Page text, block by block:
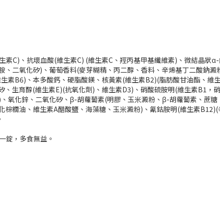
C)、抗壞血酸(維生素C) (維生素C、羥丙基甲基纖維素)、微結晶
二氧化矽)、葡萄香料(麥芽糊精、丙二醇、香料、辛烯基丁二酸鈉
素B6)、本多酸鈣、硬脂酸鎂、核黃素(維生素B2)(脂肪酸甘油酯、
生育醇(維生素E)(抗氧化劑)、維生素D3)、硝酸硫胺明(維生素B1
氧化鋅、二氧化矽、β-胡蘿蔔素(明膠、玉米澱粉、β-胡蘿蔔素、蔗
櫚油、維生素A醋酸鹽、海藻糖、玉米澱粉)、氰鈷胺明(維生素
錠，多食無益。